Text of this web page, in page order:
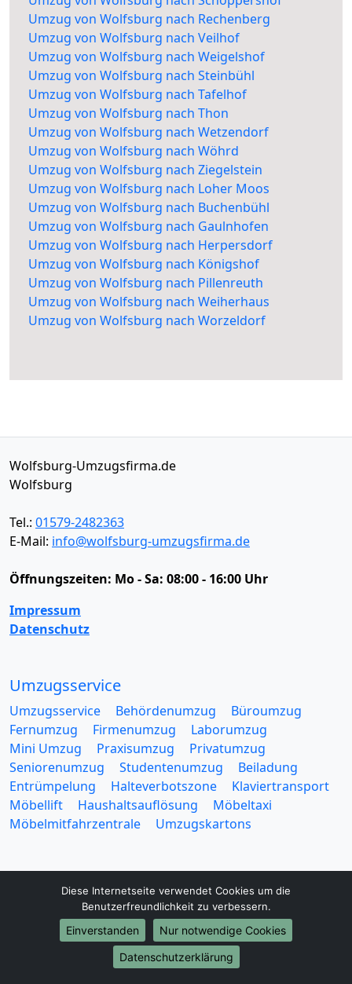
Umzug von Wolfsburg nach Rechenberg
Umzug von Wolfsburg nach Veilhof
Umzug von Wolfsburg nach Weigelshof
Umzug von Wolfsburg nach Steinbühl
Umzug von Wolfsburg nach Tafelhof
Umzug von Wolfsburg nach Thon
Umzug von Wolfsburg nach Wetzendorf
Umzug von Wolfsburg nach Wöhrd
Umzug von Wolfsburg nach Ziegelstein
Umzug von Wolfsburg nach Loher Moos
Umzug von Wolfsburg nach Buchenbühl
Umzug von Wolfsburg nach Gaulnhofen
Umzug von Wolfsburg nach Herpersdorf
Umzug von Wolfsburg nach Königshof
Umzug von Wolfsburg nach Pillenreuth
Umzug von Wolfsburg nach Weiherhaus
Umzug von Wolfsburg nach Worzeldorf
Wolfsburg-Umzugsfirma.de
Wolfsburg
Tel.: 01579-2482363
E-Mail: info@wolfsburg-umzugsfirma.de
Öffnungszeiten: Mo - Sa: 08:00 - 16:00 Uhr
Impressum
Datenschutz
Umzugsservice
Umzugsservice Behördenumzug
Büroumzug
Fernumzug
Firmenumzug
Laborumzug
Mini Umzug
Praxisumzug
Privatumzug
Seniorenumzug
Studentenumzug
Beiladung
Entrümpelung
Halteverbotszone
Klaviertransport
Möbellift
Haushaltsauflösung
Möbeltaxi
Möbelmitfahrzentrale
Umzugskartons
Europa-Umzüge
Umzug von Wolfsburg nach Belarus
Umzug von Wolfsburg nach Belgien
Diese Internetseite verwendet Cookies um die
Benutzerfreundlichkeit zu verbessern.
Einverstanden
Nur notwendige Cookies
Datenschutzerklärung